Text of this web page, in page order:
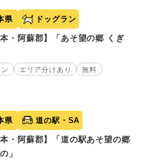
県 ドッグラン
本・阿蘇郡】「あそ望の郷 くぎ
エリア分けあり
無料
県 道の駅・SA
本・阿蘇郡】「道の駅あそ望の郷
」